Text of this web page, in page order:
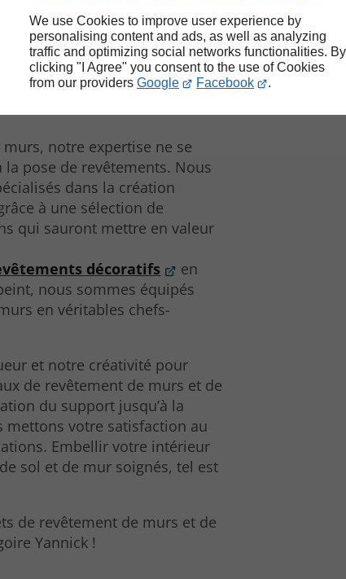
We use Cookies to improve user experience by
personalising content and ads, as well as analyzing
traffic and optimizing social networks functionalities. By
clicking "I Agree" you consent to the use of Cookies
from our providers Google Facebook .
revêtement
notre expertise ne se
pose de revêtements. Nous
dans la création
à une sélection de
qui sauront mettre en valeur
décoratifs
en
nous sommes équipés
en véritables chefs-
et notre créativité pour
de revêtement de murs et de
du support jusqu’à la
mettons votre satisfaction au
Embellir votre intérieur
sol et de mur soignés, tel est
de revêtement de murs et de
Yannick !